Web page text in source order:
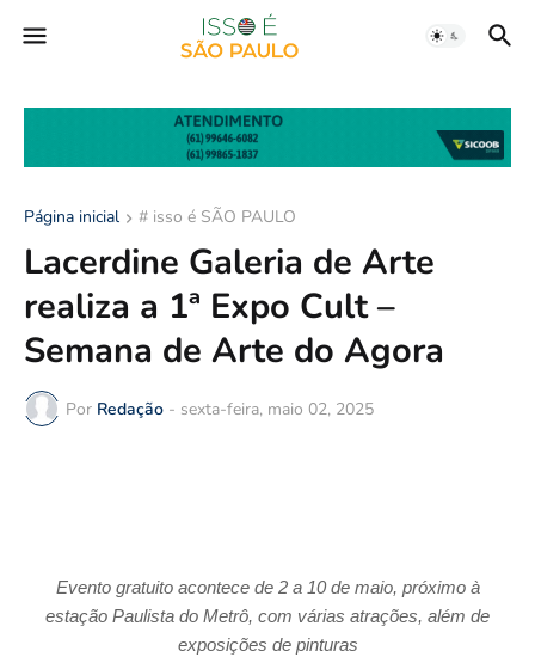
Página inicial # isso é SÃO PAULO
Lacerdine Galeria de Arte
realiza a 1ª Expo Cult –
Semana de Arte do Agora
Por Redação - sexta-feira, maio 02, 2025
Evento gratuito acontece de 2 a 10 de maio, próximo à
estação Paulista do Metrô, com várias atrações, além de
exposições de pinturas